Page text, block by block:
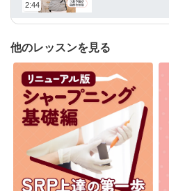
2:44
他のレッスンを見る